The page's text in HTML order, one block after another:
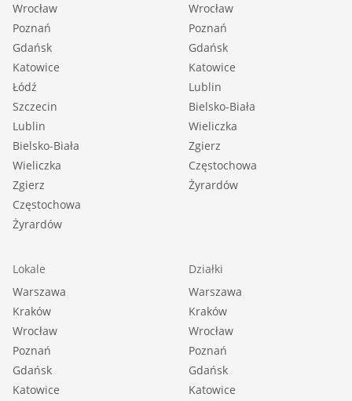
Wrocław
Poznań
Gdańsk
Katowice
Łódź
Szczecin
Lublin
Bielsko-Biała
Wieliczka
Zgierz
Częstochowa
Żyrardów
Wrocław
Poznań
Gdańsk
Katowice
Lublin
Bielsko-Biała
Wieliczka
Zgierz
Częstochowa
Żyrardów
Lokale
Warszawa
Kraków
Wrocław
Poznań
Gdańsk
Katowice
Działki
Warszawa
Kraków
Wrocław
Poznań
Gdańsk
Katowice